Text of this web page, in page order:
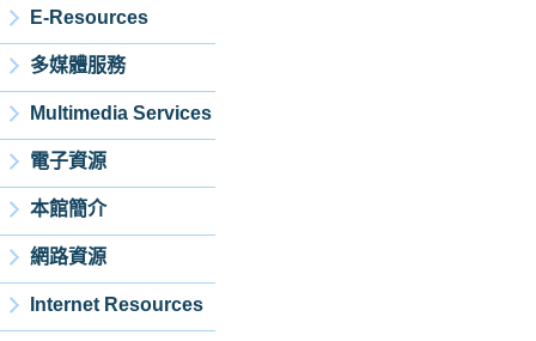
E-Resources
多媒體服務
Multimedia Services
電子資源
本館簡介
網路資源
Internet Resources